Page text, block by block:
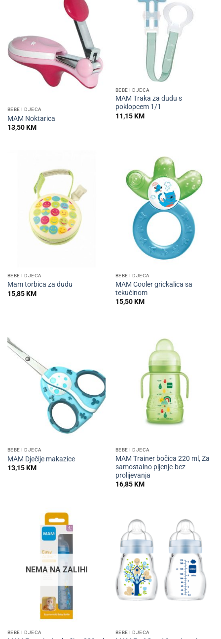
BEBE I DJECA
MAM Noktarica
13,50KM
BEBE I DJECA
MAM Traka za dudu s
poklopcem 1/1
11,15KM
BEBE I DJECA
Mam torbica za dudu
15,85KM
BEBE I DJECA
MAM Cooler grickalica sa
tekućinom
15,50KM
BEBE I DJECA
MAM Dječije makazice
13,15KM
BEBE I DJECA
MAM Trainer bočica 220 ml, Za
samostalno pijenje-bez
prolijevanja
16,85KM
NEMA NA ZALIHI
BEBE I DJECA BEBE I DJECA